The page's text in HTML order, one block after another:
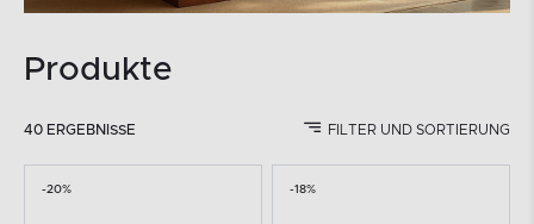
Produkte
40 ERGEBNISSE FILTER UND SORTIERUNG
-20% -18%